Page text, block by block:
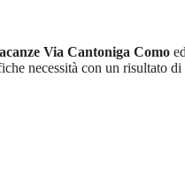
Via Cantoniga Como
necessità con un risultato